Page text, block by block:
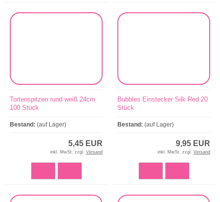
Tortenspitzen rund weiß 24cm
100 Stück
Bestand: (auf Lager)
5,45 EUR
inkl. MwSt. zzgl. Versand
Bubbles Einstecker Silk Red 20
Stück
Bestand: (auf Lager)
9,95 EUR
inkl. MwSt. zzgl. Versand